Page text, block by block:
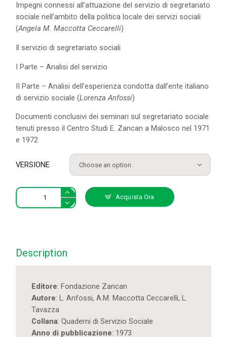
Impegni connessi all’attuazione del servizio di segretariato
sociale nell’ambito della politica locale dei servizi sociali
(Angela M. Maccotta Ceccarelli)
Il servizio di segretariato sociali
I Parte – Analisi del servizio
II Parte – Analisi dell’esperienza condotta dall’ente italiano
di servizio sociale (Lorenza Anfossi)
Documenti conclusivi dei seminari sul segretariato sociale
tenuti presso il Centro Studi E. Zancan a Malosco nel 1971
e 1972
VERSIONE
Il
segretariato
di
democratica
quantity
Acquista Ora
Description
Editore: Fondazione Zancan
Autore: L. Anfossi, A.M. Maccotta Ceccarelli, L.
Tavazza
Collana: Quaderni di Servizio Sociale
Anno di pubblicazione: 1973